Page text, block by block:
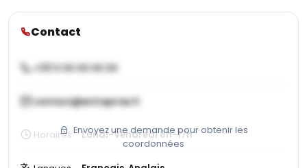
Contact
+33 X XX XX XX XX
contact@entreprise.fr
Envoyez une demande pour obtenir les
coordonnées
Horaires Lundi-Vendredi 8h-17h